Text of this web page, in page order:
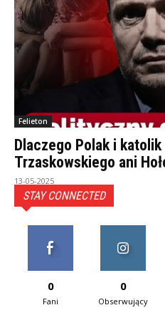
Felieton
Dlaczego Polak i
Trzaskowskiego ani
13-05-2025
STAY CONNECTED
0
Fani
0
Obserwujący